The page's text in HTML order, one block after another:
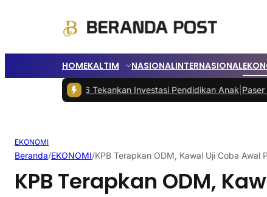
HOMEKALTIM NASIONALINTERNASIONAL
2026 Tekankan Investasi Pendidikan Anak|Paser Open
EKONOMI
Beranda/EKONOMI/KPB Terapkan ODM, Kawal Uji Coba Awal
KPB Terapkan ODM,